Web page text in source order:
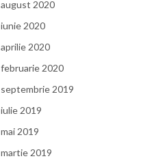
august 2020
iunie 2020
aprilie 2020
februarie 2020
septembrie 2019
iulie 2019
mai 2019
martie 2019